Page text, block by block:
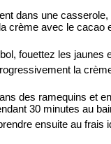
dans une casserole,
crème avec le cacao
fouettez les jaunes
la
des ramequins et
30 minutes au
ensuite au frais